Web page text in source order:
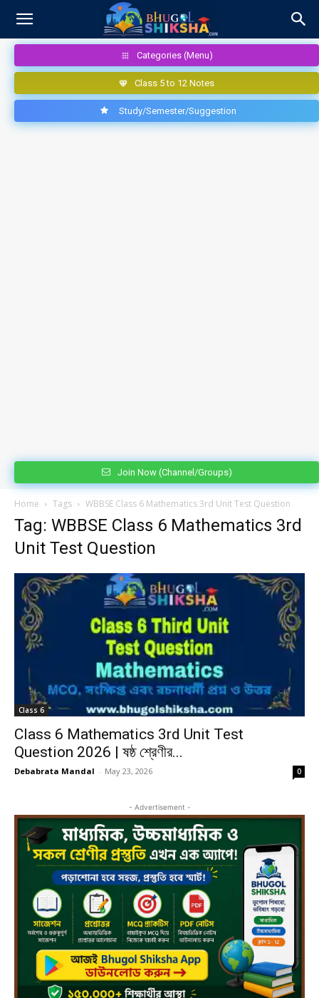
Categories (Menu)
Class 5 to 12 Notes
Study/Semester/Suggestion
Join Now (Channel/Groups)
Home Tags WBBSE Class 6 Mathematics 3rd Unit Test Question
Tag: WBBSE Class 6 Mathematics 3rd
Unit Test Question
Class 6
Class 6 Mathematics 3rd Unit Test
Question 2026 | ষষ্ঠ শ্রেণীর...
Debabrata Mandal - May 23, 2026 0
- Advertisement -